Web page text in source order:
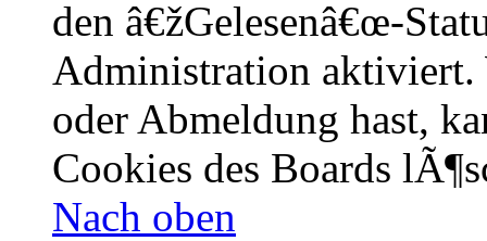
den â€žGelesenâ€œ-
Administration aktiviert.
oder Abmeldung hast,
Cookies des Boards
Nach oben